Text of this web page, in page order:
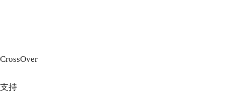
程相同，保持默认路径即可。
CrossOver
支持